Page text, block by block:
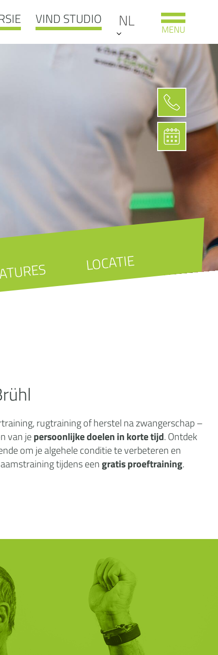
VIND STUDIO NL MENU
LOCATIE
rugtraining of herstel na zwangerschap –
van jepersoonlijke doelen in korte tijd. Ontdek
om je algehele conditie te verbeteren en
tijdens eengratis proeftraining.